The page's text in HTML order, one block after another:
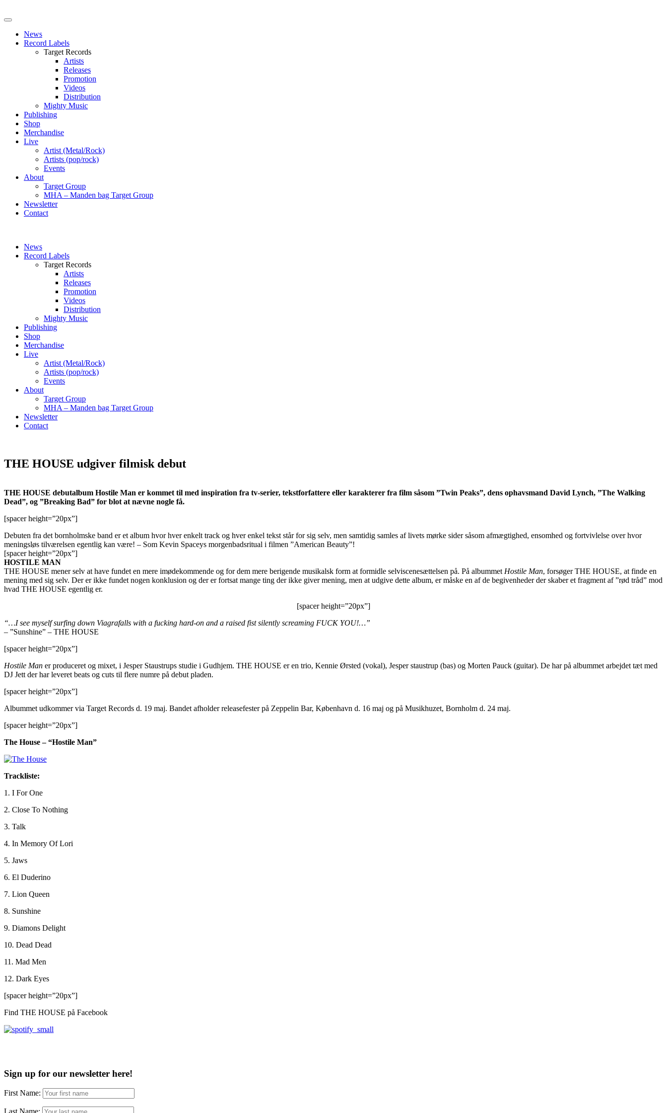
News
Record Labels
Target Records
Artists
Releases
Promotion
Videos
Distribution
Mighty Music
Publishing
Shop
Merchandise
Live
Artist (Metal/Rock)
Artists (pop/rock)
Events
About
Target Group
MHA – Manden bag Target Group
Newsletter
Contact
News
Record Labels
Target Records
Artists
Releases
Promotion
Videos
Distribution
Mighty Music
Publishing
Shop
Merchandise
Live
Artist (Metal/Rock)
Artists (pop/rock)
Events
About
Target Group
MHA – Manden bag Target Group
Newsletter
Contact
THE HOUSE udgiver filmisk debut
THE HOUSE debutalbum Hostile Man er kommet til med inspiration fra tv-serier, tekstforfattere eller karakterer fra film såsom ”Twin Peaks”, dens ophavsmand David Lynch, ”The Walking
Dead”, og ”Breaking Bad” for blot at nævne nogle få.
[spacer height=”20px”]
Debuten fra det bornholmske band er et album hvor hver enkelt track og hver enkel tekst står for sig selv, men samtidig samles af livets mørke sider såsom afmægtighed, ensomhed og fortvivlelse over hvor
meningsløs tilværelsen egentlig kan være! – Som Kevin Spaceys morgenbadsritual i filmen ”American Beauty”!
[spacer height=”20px”]
HOSTILE MAN
THE HOUSE mener selv at have fundet en mere imødekommende og for dem mere berigende musikalsk form at formidle selviscenesættelsen på. På albummet Hostile Man, forsøger THE HOUSE, at finde en
mening med sig selv. Der er ikke fundet nogen konklusion og der er fortsat mange ting der ikke giver mening, men at udgive dette album, er måske en af de begivenheder der skaber et fragment af ”rød tråd” mod
hvad THE HOUSE egentlig er.
[spacer height=”20px”]
“…I see myself surfing down Viagrafalls with a fucking hard-on and a raised fist silently screaming FUCK YOU!…”
– ”Sunshine” – THE HOUSE
[spacer height=”20px”]
Hostile Man er produceret og mixet, i Jesper Staustrups studie i Gudhjem. THE HOUSE er en trio, Kennie Ørsted (vokal), Jesper staustrup (bas) og Morten Pauck (guitar). De har på albummet arbejdet tæt med
DJ Jett der har leveret beats og cuts til flere numre på debut pladen.
[spacer height=”20px”]
Albummet udkommer via Target Records d. 19 maj. Bandet afholder releasefester på Zeppelin Bar, København d. 16 maj og på Musikhuzet, Bornholm d. 24 maj.
[spacer height=”20px”]
The House – “Hostile Man”
Trackliste:
1. I For One
2. Close To Nothing
3. Talk
4. In Memory Of Lori
5. Jaws
6. El Duderino
7. Lion Queen
8. Sunshine
9. Diamons Delight
10. Dead Dead
11. Mad Men
12. Dark Eyes
[spacer height=”20px”]
Find THE HOUSE på Facebook
Sign up for our newsletter here!
First Name: